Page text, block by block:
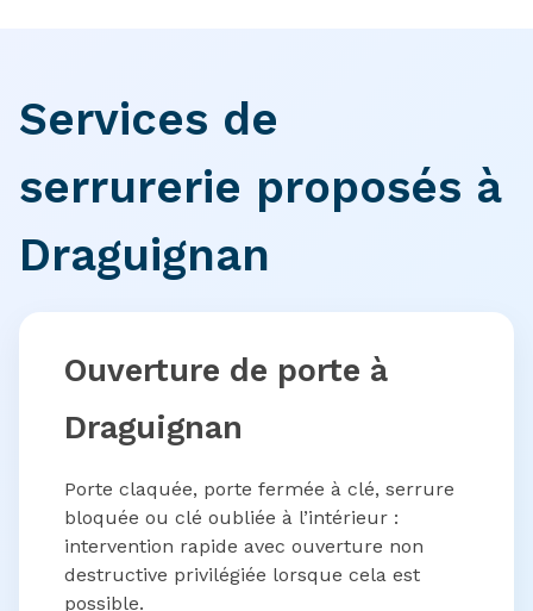
Services de
serrurerie proposés à
Draguignan
Ouverture de porte à
Draguignan
Porte claquée, porte fermée à clé, serrure
bloquée ou clé oubliée à l’intérieur :
intervention rapide avec ouverture non
destructive privilégiée lorsque cela est
possible.